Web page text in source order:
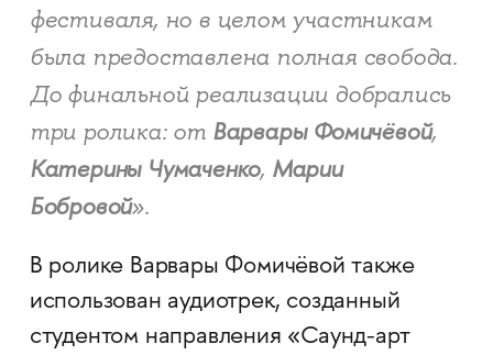
фестиваля, но в целом участникам
была предоставлена полная свобода.
До финальной реализации добрались
три ролика: от Варвары Фомичёвой,
Катерины Чумаченко, Марии
Бобровой».
В ролике Варвары Фомичёвой также
использован аудиотрек, созданный
студентом направления «Саунд-арт